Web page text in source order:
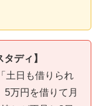
ディ】
土日も借りられ
5万円を借りて月